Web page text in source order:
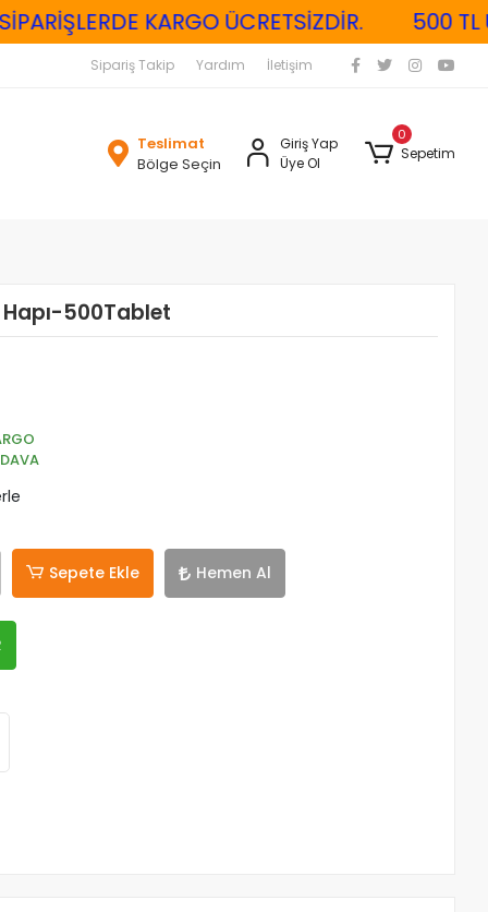
KARGO ÜCRETSİZDİR. 500 TL
Sipariş Takip Yardım İletişim
Teslimat
Bölge Seçin
Giriş Yap
Üye Ol
0
Sepetim
500Tablet
Sepete Ekle Hemen Al